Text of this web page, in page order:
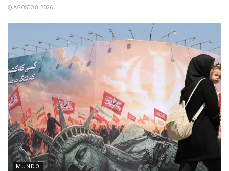
AGOSTO 8, 2026
MUNDO